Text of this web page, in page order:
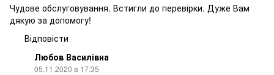
Чудове обслуговування. Встигли до перевірки. Дуже Вам
дякую за допомогу!
Відповісти
Любов Василівна
05.11.2020 в 17:35